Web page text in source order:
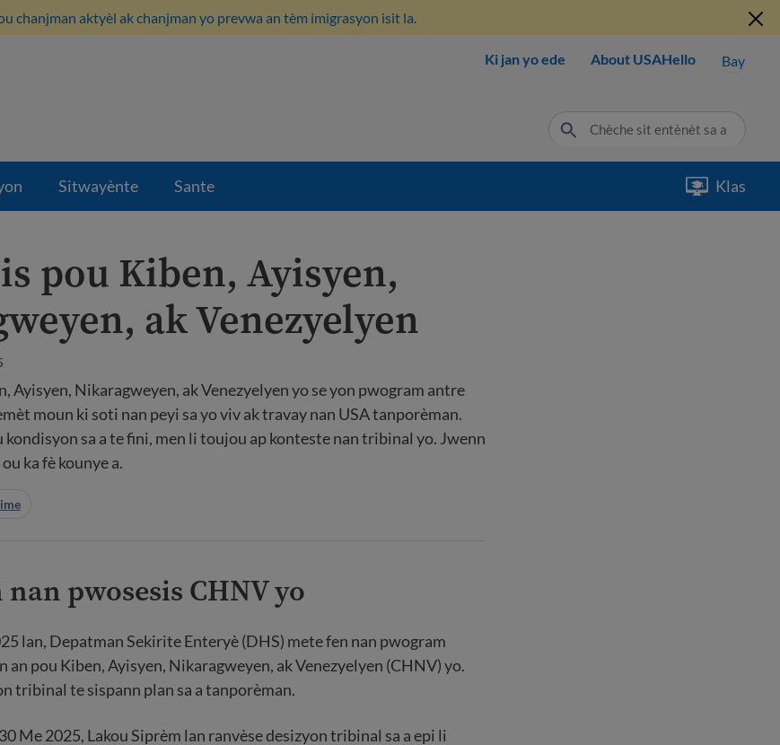
chanjman aktyèl ak chanjman yo prevwa an tèm imigrasyon isit la.
Ki jan yo ede About USAHello Bay
Sitwayènte Sante Klas
pou Kiben, Ayisyen,
ak Venezyelyen
Ayisyen, Nikaragweyen, ak Venezyelyen yo se yon pwogram antre
moun ki soti nan peyi sa yo viv ak travay nan USA tanporèman.
kondisyon sa a te fini, men li toujou ap konteste nan tribinal yo. Jwenn
ka fè kounye a.
pwosesis CHNV yo
lan, Depatman Sekirite Enteryè (DHS) mete fen nan pwogram
an pou Kiben, Ayisyen, Nikaragweyen, ak Venezyelyen (CHNV) yo.
tribinal te sispann plan sa a tanporèman.
Me 2025, Lakou Siprèm lan ranvèse desizyon tribinal sa a epi li